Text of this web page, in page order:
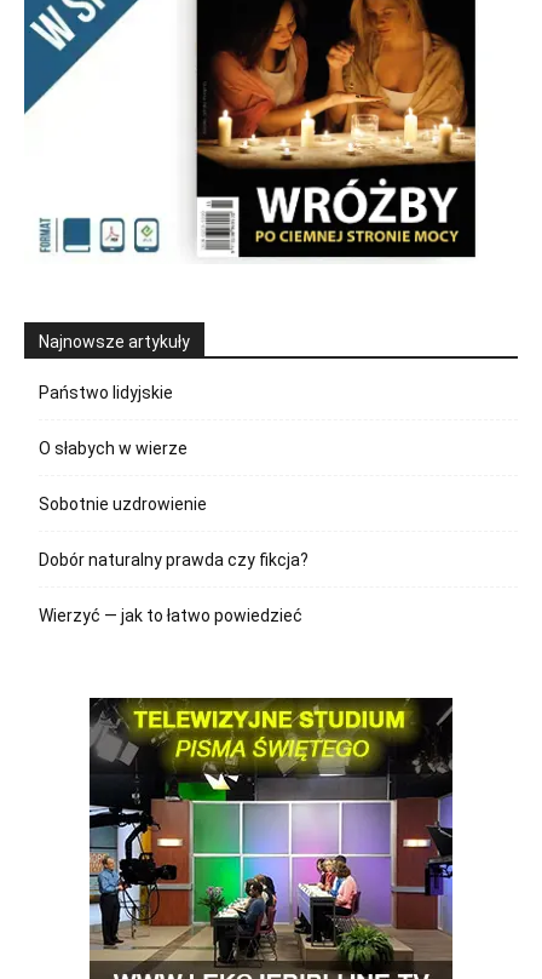
Najnowsze artykuły
Państwo lidyjskie
O słabych w wierze
Sobotnie uzdrowienie
Dobór naturalny prawda czy fikcja?
Wierzyć — jak to łatwo powiedzieć